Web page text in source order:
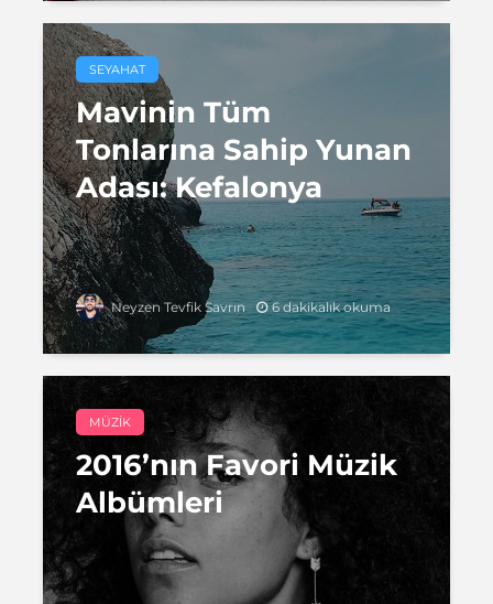
SEYAHAT
Mavinin Tüm
Tonlarına Sahip Yunan
Adası: Kefalonya
Neyzen Tevfik Savrın 6 dakikalık okuma
MÜZIK
2016’nın Favori Müzik
Albümleri